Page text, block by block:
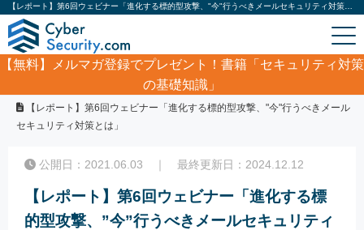
【無料】
メルマガ登録でプレゼント！書籍「セキュリティ対策
の基礎知識」
セキュリティセミナー・イベント
【レポート】第6回ウェビナー「進化する標的型攻撃、"今"行うべきメール
セキュリティ対策とは」
公開日：2021.06.03 ｜ 最終更新日：2024.12.12
【レポート】第6回ウェビナー「進化する標
的型攻撃、”今”行うべきメールセキュリティ